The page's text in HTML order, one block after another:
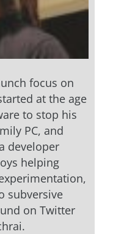
focus on
at the age
to stop his
PC, and
developer
helping
subversive
on Twitter